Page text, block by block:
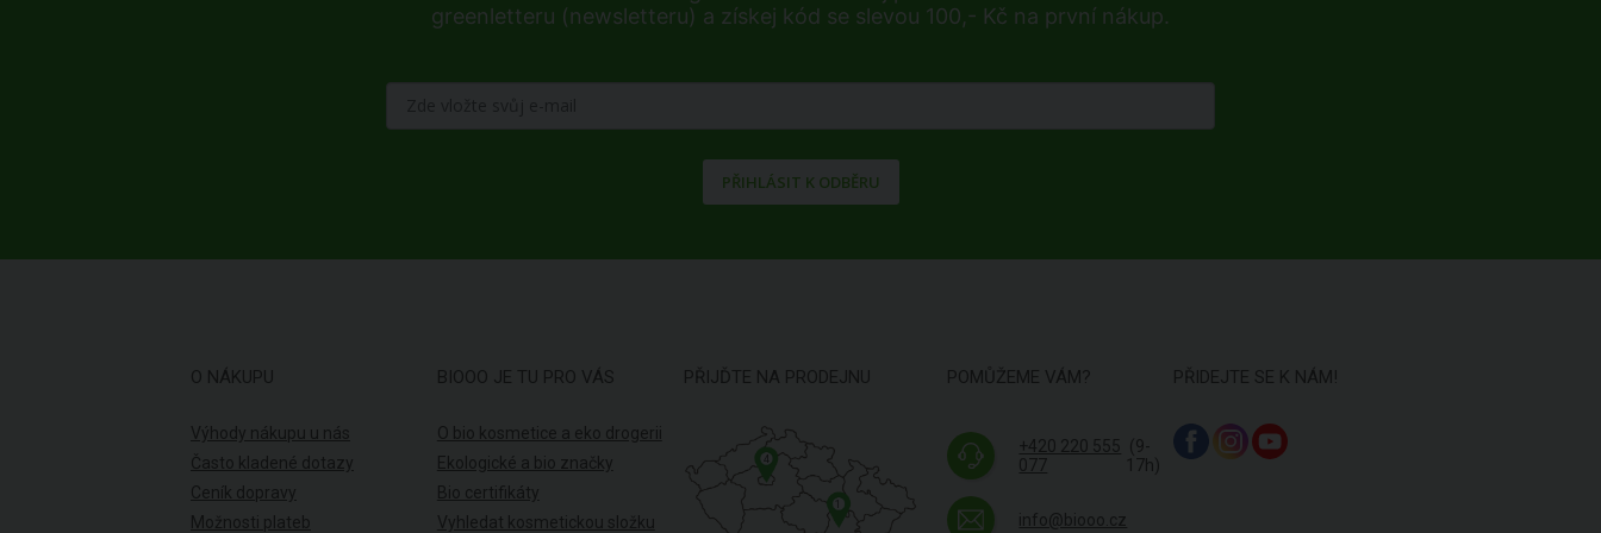
greenletteru (newsletteru) a získej kód se slevou 100,- Kč na první nákup.
PŘIHLÁSIT K ODBĚRU
O NÁKUPU
Výhody nákupu u nás
Často kladené dotazy
Ceník dopravy
Možnosti plateb
BIOOO JE TU PRO VÁS
O bio kosmetice a eko drogerii
Ekologické a bio značky
Bio certifikáty
Vyhledat kosmetickou složku
PŘIJĎTE NA PRODEJNU
4
POMŮŽEME VÁM?
+420 220 555
077
(9-
17h)
info@biooo.cz
PŘIDEJTE SE K NÁM!